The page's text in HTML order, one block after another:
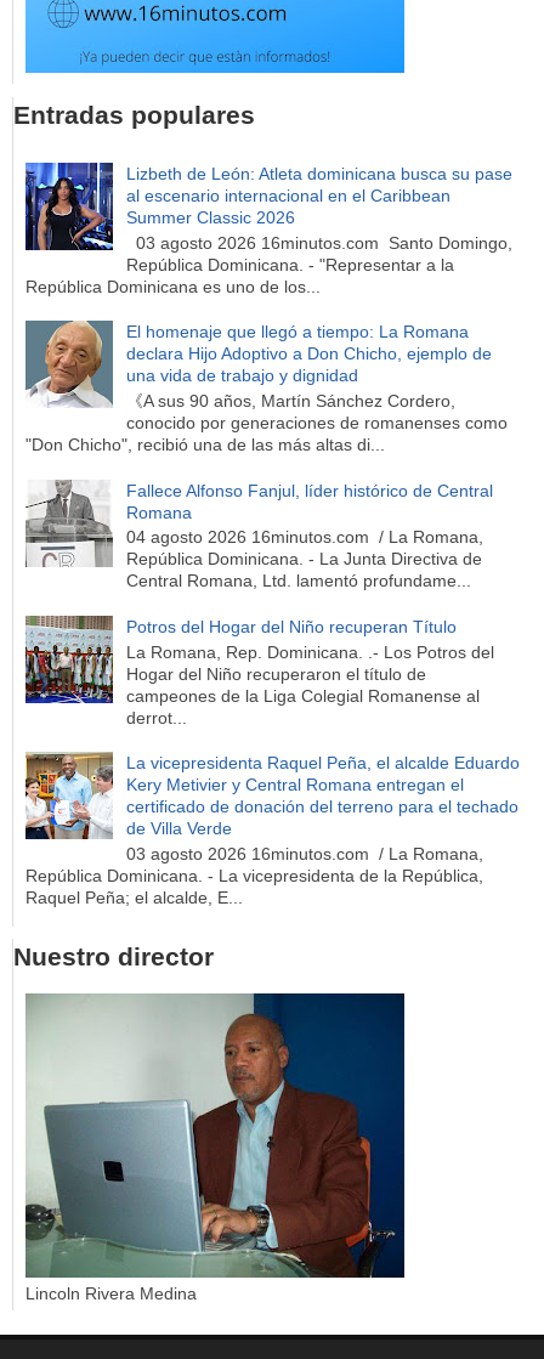
Entradas populares
Lizbeth de León: Atleta dominicana busca su pase
al escenario internacional en el Caribbean
Summer Classic 2026
03 agosto 2026 16minutos.com Santo Domingo,
República Dominicana. - "Representar a la
República Dominicana es uno de los...
El homenaje que llegó a tiempo: La Romana
declara Hijo Adoptivo a Don Chicho, ejemplo de
una vida de trabajo y dignidad
《A sus 90 años, Martín Sánchez Cordero,
conocido por generaciones de romanenses como
"Don Chicho", recibió una de las más altas di...
Fallece Alfonso Fanjul, líder histórico de Central
Romana
04 agosto 2026 16minutos.com / La Romana,
República Dominicana. - La Junta Directiva de
Central Romana, Ltd. lamentó profundame...
Potros del Hogar del Niño recuperan Título
La Romana, Rep. Dominicana. .- Los Potros del
Hogar del Niño recuperaron el título de
campeones de la Liga Colegial Romanense al
derrot...
La vicepresidenta Raquel Peña, el alcalde Eduardo
Kery Metivier y Central Romana entregan el
certificado de donación del terreno para el techado
de Villa Verde
03 agosto 2026 16minutos.com / La Romana,
República Dominicana. - La vicepresidenta de la República,
Raquel Peña; el alcalde, E...
Nuestro director
Lincoln Rivera Medina